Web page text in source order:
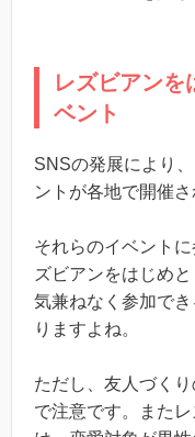
レズビアンを
ベント
SNSの発展により
ントが各地で開催
それらのイベント
ズビアンをはじめ
気兼ねなく参加で
りますよね。
ただし、友人づく
で注意です。また